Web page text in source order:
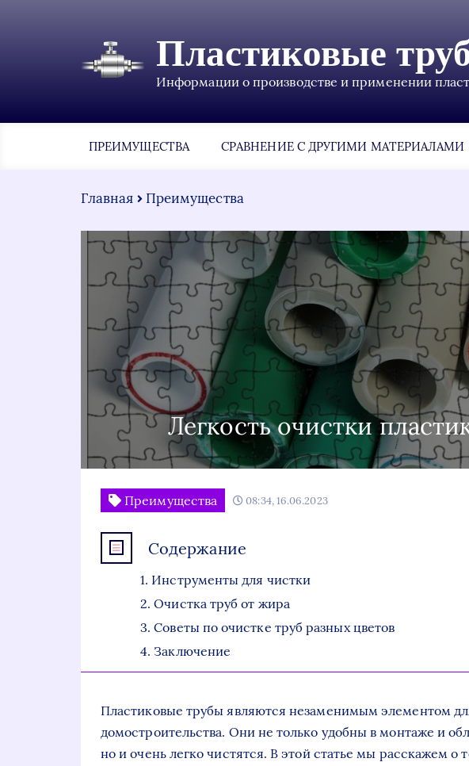
Пластиковые
Информации о производстве и применении
ПРЕИМУЩЕСТВА СРАВНЕНИЕ С ДРУГИМИ МАТЕРИАЛАМИ
Главная Преимущества
Легкость очистки
Преимущества 08:34, 16.06.2023
Содержание
Инструменты для чистки
Очистка труб от жира
Советы по очистке труб разных цветов
Заключение
Пластиковые трубы являются незаменимым элементом
домостроительства. Они не только удобны в монтаже и
но и очень легко чистятся. В этой статье мы расскажем о